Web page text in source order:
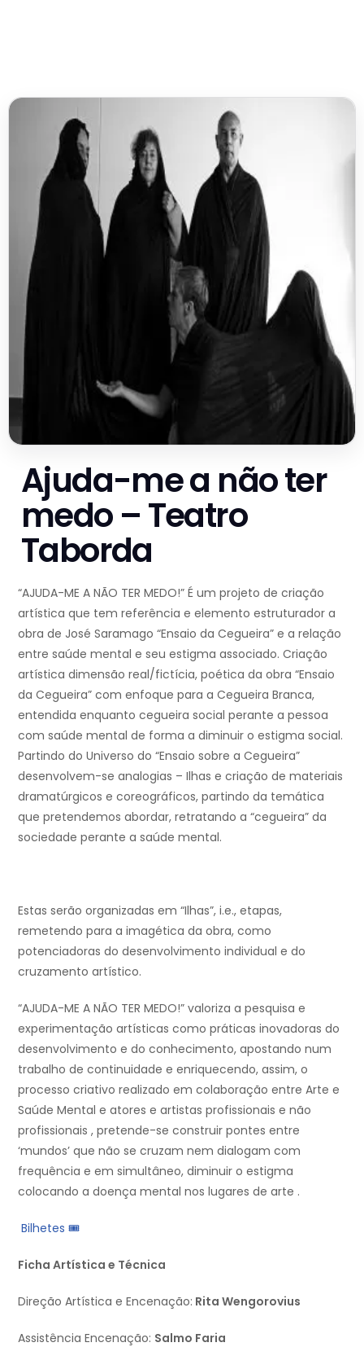
Ajuda-me a não ter
medo – Teatro
Taborda
“AJUDA-ME A NÃO TER MEDO!” É um projeto de criação
artística que tem referência e elemento estruturador a
obra de José Saramago “Ensaio da Cegueira” e a relação
entre saúde mental e seu estigma associado. Criação
artística dimensão real/fictícia, poética da obra “Ensaio
da Cegueira” com enfoque para a Cegueira Branca,
entendida enquanto cegueira social perante a pessoa
com saúde mental de forma a diminuir o estigma social.
Partindo do Universo do “Ensaio sobre a Cegueira”
desenvolvem-se analogias – Ilhas e criação de materiais
dramatúrgicos e coreográficos, partindo da temática
que pretendemos abordar, retratando a “cegueira” da
sociedade perante a saúde mental.
Estas serão organizadas em “Ilhas”, i.e., etapas,
remetendo para a imagética da obra, como
potenciadoras do desenvolvimento individual e do
cruzamento artístico.
“AJUDA-ME A NÃO TER MEDO!” valoriza a pesquisa e
experimentação artísticas como práticas inovadoras do
desenvolvimento e do conhecimento, apostando num
trabalho de continuidade e enriquecendo, assim, o
processo criativo realizado em colaboração entre Arte e
Saúde Mental e atores e artistas profissionais e não
profissionais , pretende-se construir pontes entre
‘mundos’ que não se cruzam nem dialogam com
frequência e em simultâneo, diminuir o estigma
colocando a doença mental nos lugares de arte .
Bilhetes 🎟
Ficha Artística e Técnica
Direção Artística e Encenação: Rita Wengorovius
Assistência Encenação: Salmo Faria